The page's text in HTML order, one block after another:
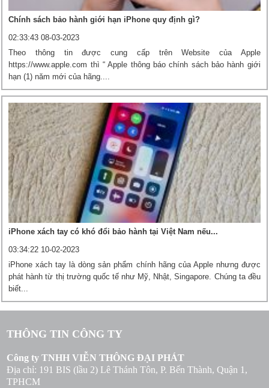
Chính sách bảo hành giới hạn iPhone quy định gì?
02:33:43 08-03-2023
Theo thông tin được cung cấp trên Website của Apple
https://www.apple.com thì “ Apple thông báo chính sách bảo hành giới
hạn (1) năm mới của hãng....
iPhone xách tay có khó đổi bảo hành tại Việt Nam nếu...
03:34:22 10-02-2023
iPhone xách tay là dòng sản phẩm chính hãng của Apple nhưng được
phát hành từ thị trường quốc tế như Mỹ, Nhật, Singapore. Chúng ta đều
biết...
THÔNG TIN CÔNG TY
Công ty TNHH VIỄN THÔNG ĐẠI PHÁT
Địa chỉ: 191 BIS (lầu 2) Lê Thánh Tôn, P. Bến Thành, Quận 1,
TPHCM